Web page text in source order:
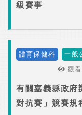
級賽事
體育保健科
一般
觀
有關嘉義縣政府
對抗賽」競賽規